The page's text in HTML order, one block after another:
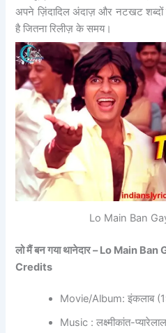
अपने ज़िंदादिल अंदाज़ और नटखट शब्दों
है जितना रिलीज़ के समय।
Lo Main Ban
लो मैं बन गया थानेदार – Lo Main
Credits
Movie/Album: इंकलाब
Music : लक्ष्मीकांत-प्यारेलाल